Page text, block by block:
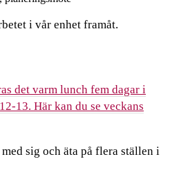
i vår enhet framåt.
det varm lunch fem dagar i
13. Här kan du se veckans
sig och äta på flera ställen i